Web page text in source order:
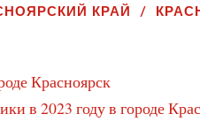
КРАЙ
Красноярск
в 2023 году в городе